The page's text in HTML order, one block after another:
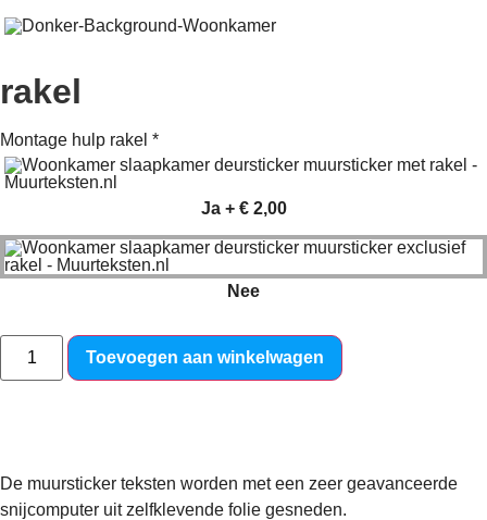
rakel
Montage hulp rakel *
Ja+ € 2,00
Nee
Toevoegen aan winkelwagen
De muursticker teksten worden met een zeer geavanceerde
snijcomputer uit zelfklevende folie gesneden.